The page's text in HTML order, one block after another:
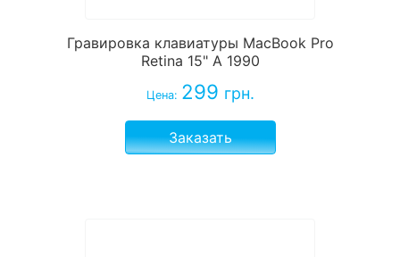
Гравировка клавиатуры MacBook Pro
Retina 15" A 1990
Цена: 299 грн.
Заказать